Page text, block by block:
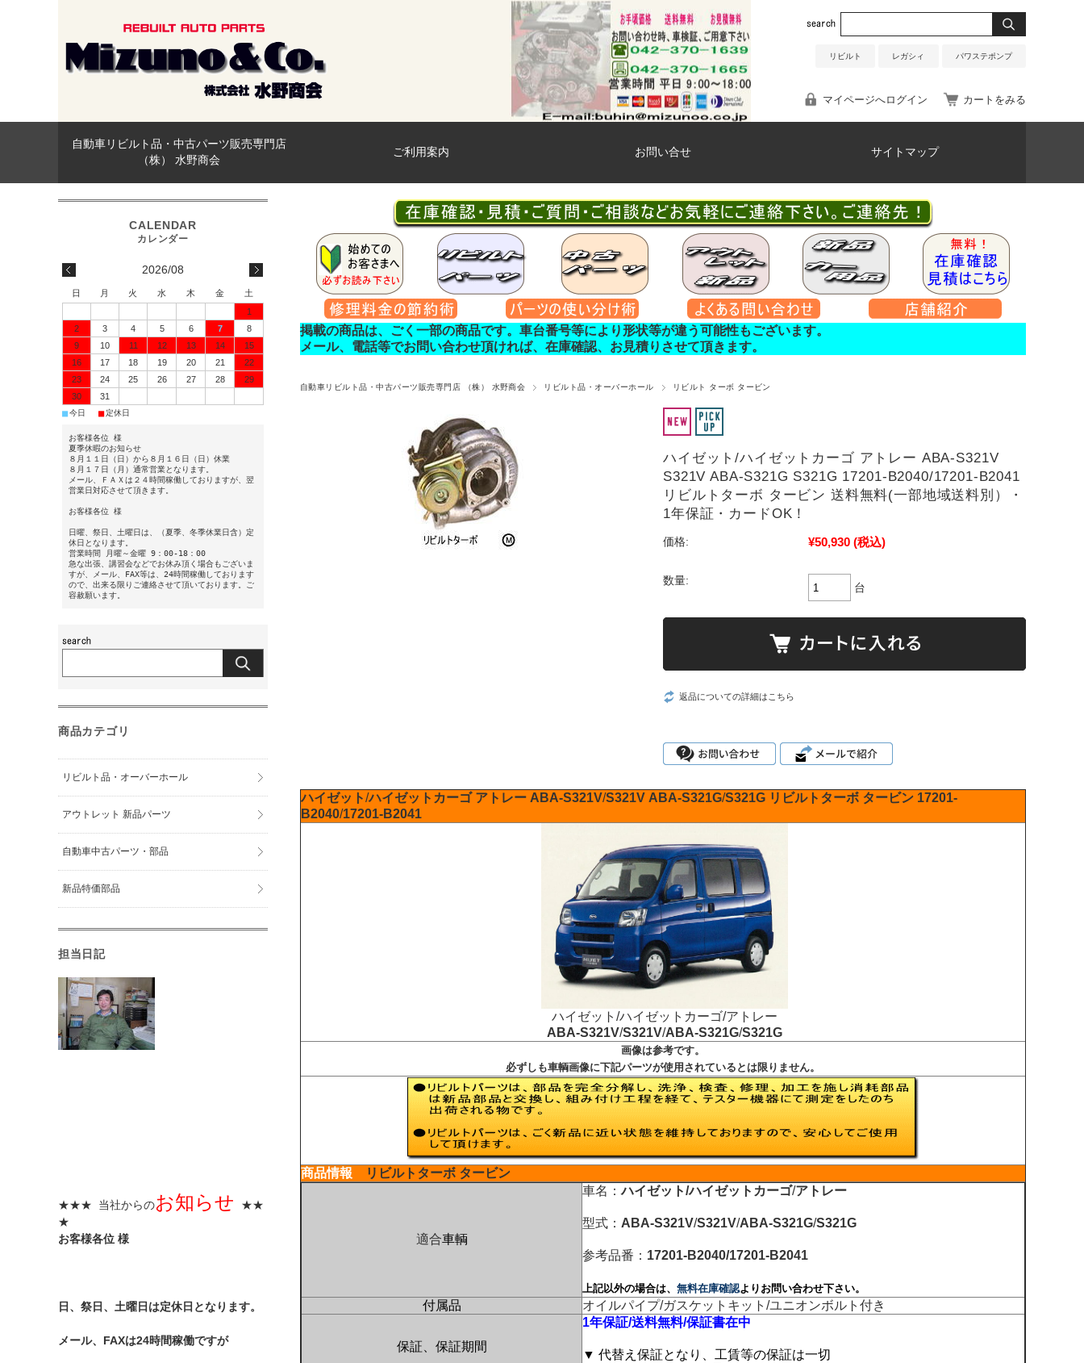
リビルト レガシィ パワステポンプ
マイページへログイン カートをみる
自動車リビルト品・中古パーツ販売専門店
（株） 水野商会
ご利用案内 お問い合せ サイトマップ
掲載の商品は、ごく一部の商品です。車台番号等により形状等が違う可能性もございます。
メール、電話等でお問い合わせ頂ければ、在庫確認、お見積りさせて頂きます。
自動車リビルト品・中古パーツ販売専門店 （株） 水野商会 リビルト品・オーバーホール リビルト ターボ タービン
ハイゼット/ハイゼットカーゴ アトレー ABA-S321V
S321V ABA-S321G S321G 17201-B2040/17201-B2041
リビルトターボ タービン 送料無料(一部地域送料別）・
1年保証・カードOK！
価格: ¥50,930 (税込)
数量:
台
返品についての詳細はこちら
ハイゼット/ハイゼットカーゴ アトレー ABA-S321V/S321V ABA-S321G/S321G リビルトターボ タービン 17201-
B2040/17201-B2041
ハイゼット/ハイゼットカーゴ/アトレー
ABA-S321V/S321V/ABA-S321G/S321G
画像は参考です。
必ずしも車輌画像に下記パーツが使用されているとは限りません。
商品情報 リビルトターボ タービン
適合車輌
車名：ハイゼット/ハイゼットカーゴ/アトレー
型式： ABA-S321V/S321V/ABA-S321G/S321G
参考品番： 17201-B2040/17201-B2041
上記以外の場合は、 無料在庫確認よりお問い合わせ下さい。
付属品 オイルパイプ/ガスケットキット/ユニオンボルト付き
保証、保証期間
1年保証/送料無料/保証書在中
▼ 代替え保証となり、工賃等の保証は一切
2026/08
日 月 火 水 木 金
土
1
2
3 4 5 6 7
8
9
10 11 12 13 14
15
16
17 18 19 20 21
22
23
24 25 26 27 28
29
30
31
■今日 ■定休日
お客様各位 様
夏季休暇のお知らせ
８月１１日（日）から８月１６日（日）休業
８月１７日（月）通常営業となります。
メール、ＦＡＸは２４時間稼働しておりますが、翌
営業日対応させて頂きます。
お客様各位 様
日曜、祭日、土曜日は、（夏季、冬季休業日含）定
休日となります。
営業時間 月曜～金曜 9：00-18：00
急な出張、講習会などでお休み頂く場合もございま
すが、メール、FAX等は、24時間稼働しております
ので、出来る限りご連絡させて頂いております。ご
容赦願います。
商品カテゴリ
リビルト品・オーバーホール
アウトレット 新品パーツ
自動車中古パーツ・部品
新品特価部品
担当日記
★★★ 当社からのお知らせ
★★
★
お客様各位 様
日、祭日、土曜日は定休日となります。
メール、FAXは24時間稼働ですが